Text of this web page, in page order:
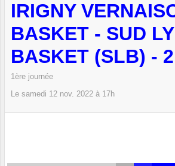
IRIGNY
BASKET - SUD
BASKET (SLB) - 2
1ère journée
Le samedi 12 nov. 2022 à 17h